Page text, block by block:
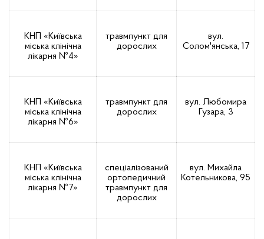
КНП «Київська
міська клінічна
лікарня №4»
травмпункт для
дорослих
вул.
Солом'янська, 17
КНП «Київська
міська клінічна
лікарня №6»
травмпункт для
дорослих
вул. Любомира
Гузара, 3
КНП «Київська
міська клінічна
лікарня №7»
спеціалізований
ортопедичний
травмпункт для
дорослих
вул. Михайла
Котельникова, 95